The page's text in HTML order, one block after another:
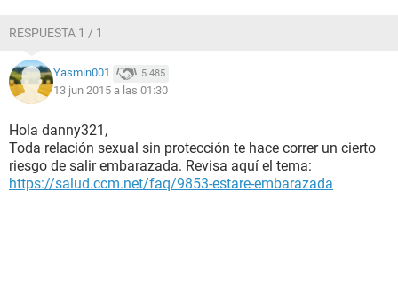
RESPUESTA 1 / 1
Yasmin001 5.485
13 jun 2015 a las 01:30
Hola danny321,
Toda relación sexual sin protección te hace correr un cierto
riesgo de salir embarazada. Revisa aquí el tema:
https://salud.ccm.net/faq/9853-estare-embarazada